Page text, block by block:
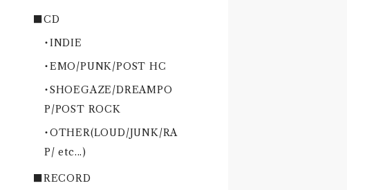
■CD
・INDIE
・EMO/PUNK/POST HC
・SHOEGAZE/DREAMPO
P/POST ROCK
・OTHER(LOUD/JUNK/RA
P/ etc...)
■RECORD